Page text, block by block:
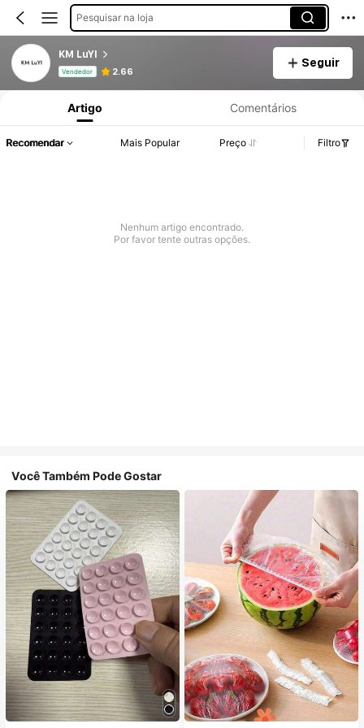
Pesquisar na loja
KM LuYI
Vendedor 2.66
Seguir
Informações do Produto: Divulgação de Preço, Vendas e Detalhes de Stock.
Artigo Comentários
Recomendar Mais Popular Preço Filtro
Nenhum artigo encontrado.
Por favor tente outras opções.
Você Também Pode Gostar